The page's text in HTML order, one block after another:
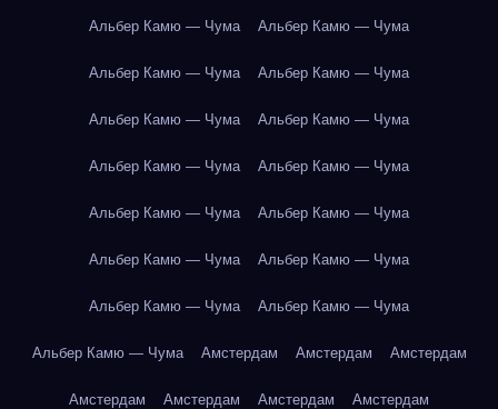
Альбер Камю — Чума Альбер Камю — Чума
Альбер Камю — Чума Альбер Камю — Чума
Альбер Камю — Чума Альбер Камю — Чума
Альбер Камю — Чума Альбер Камю — Чума
Альбер Камю — Чума Альбер Камю — Чума
Альбер Камю — Чума Альбер Камю — Чума
Альбер Камю — Чума Альбер Камю — Чума
Альбер Камю — Чума Амстердам Амстердам Амстердам
Амстердам Амстердам Амстердам Амстердам